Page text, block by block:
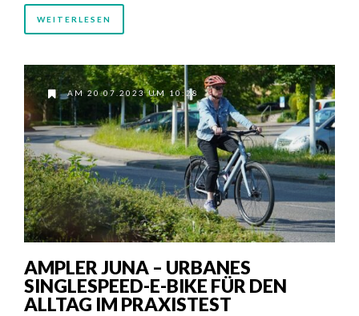
WEITERLESEN
AM 20.07.2023 UM 10:28
AMPLER JUNA – URBANES
SINGLESPEED-E-BIKE FÜR DEN
ALLTAG IM PRAXISTEST